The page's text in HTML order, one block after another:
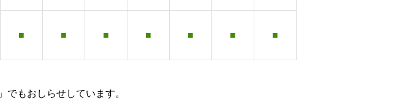
■ ■ ■ ■ ■ ■ ■
」でもおしらせしています。